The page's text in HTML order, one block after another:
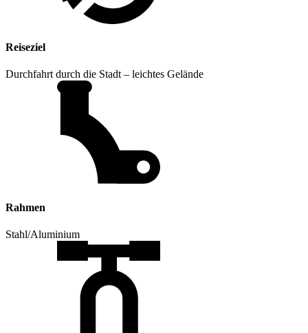
Reiseziel
Durchfahrt durch die Stadt – leichtes Gelände
Rahmen
Stahl/Aluminium